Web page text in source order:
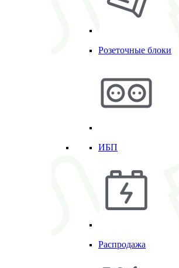
Розеточные блоки
ИБП
Распродажа